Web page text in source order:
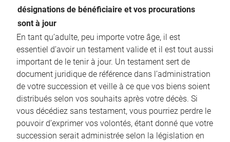
désignations de bénéficiaire et vos procurations
sont à jour
En tant qu’adulte, peu importe votre âge, il est
essentiel d’avoir un testament valide et il est tout aussi
important de le tenir à jour. Un testament sert de
document juridique de référence dans l’administration
de votre succession et veille à ce que vos biens soient
distribués selon vos souhaits après votre décès. Si
vous décédiez sans testament, vous pourriez perdre le
pouvoir d’exprimer vos volontés, étant donné que votre
succession serait administrée selon la législation en